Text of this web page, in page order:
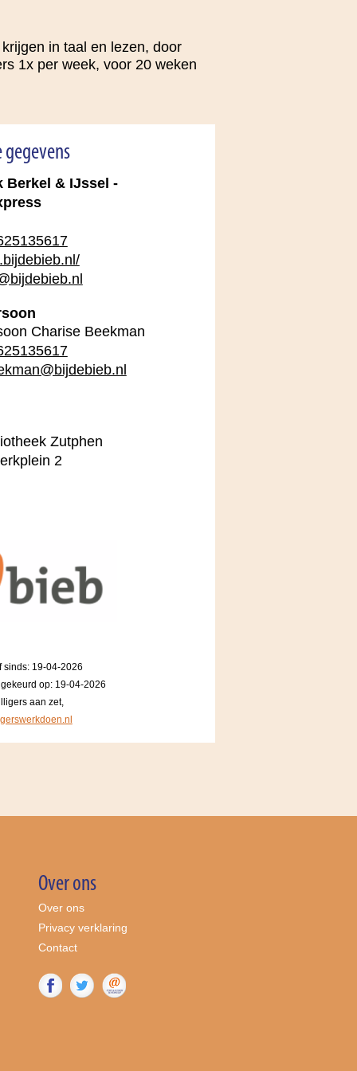
in taal en lezen, door
1x per week, voor 20 weken
gegevens
Berkel & IJssel -
Charise Beekman
Zutphen
2
sinds: 19-04-2026
op: 19-04-2026
aan zet,
Over ons
Over ons
Privacy verklaring
Contact